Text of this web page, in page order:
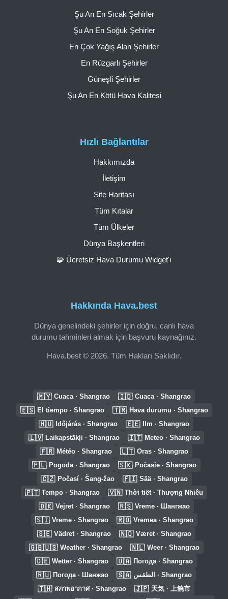
Hakkında Hava.best
Dünya genelindeki şehirler için doğru, canlı hava
durumu tahminleri almak için başvuru kaynağınız.
Hava.best © 2026. Tüm Hakları Saklıdır.
Hızlı Bağlantılar
Hakkımızda
İletişim
Site Haritası
Tüm Kıtalar
Tüm Ülkeler
Dünya Başkentleri
🧩 Ücretsiz Hava Durumu Widget'ı
Şu An En Sıcak Şehirler
Şu An En Soğuk Şehirler
En Çok Yağış Alan Şehirler
En Rüzgarlı Şehirler
Güneşli Şehirler
Şu An En Kötü Hava Kalitesi
🇲🇾 Cuaca · Shangrao 🇮🇩 Cuaca · Shangrao
🇪🇸 El tiempo · Shangrao 🇹🇷 Hava durumu · Shangrao
🇭🇺 Időjárás · Shangrao 🇪🇪 Ilm · Shangrao
🇱🇻 Laikapstākļi · Shangrao 🇮🇹 Meteo · Shangrao
🇫🇷 Météo · Shangrao 🇱🇹 Oras · Shangrao
🇵🇱 Pogoda · Shangrao 🇸🇰 Počasie · Shangrao
🇨🇿 Počasí · Šang-žao 🇫🇮 Sää · Shangrao
🇵🇹 Tempo · Shangrao 🇻🇳 Thời tiết · Thượng Nhiêu
🇩🇰 Vejret · Shangrao 🇷🇸 Vreme · Шангжао
🇸🇮 Vreme · Shangrao 🇷🇴 Vremea · Shangrao
🇸🇪 Vädret · Shangrao 🇳🇴 Været · Shangrao
🇬🇧🇺🇸 Weather · Shangrao 🇳🇱 Weer · Shangrao
🇩🇪 Wetter · Shangrao 🇺🇦 Погода · Shangrao
🇷🇺 Погода · Шанжао 🇸🇦 الطقس · Shangrao
🇹🇭 สภาพอากาศ · Shangrao 🇯🇵 天気 · 上饒市